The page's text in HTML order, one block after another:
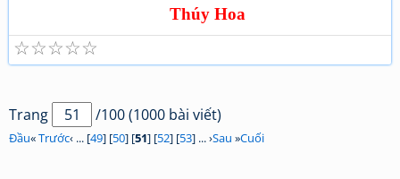
Thúy Hoa
☆
☆
☆
☆
☆
Trang /100 (1000 bài viết)
Đầu«Trước‹ ... [49] [50] [51] [52] [53] ... ›Sau »Cuối